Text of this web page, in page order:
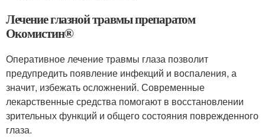
Лечение глазной травмы препаратом
Окомистин®
Оперативное лечение травмы глаза позволит
предупредить появление инфекций и воспаления, а
значит, избежать осложнений. Современные
лекарственные средства помогают в восстановлении
зрительных функций и общего состояния поврежденного
глаза.